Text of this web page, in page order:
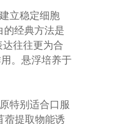
立稳定细胞
的经典方法是
往往更为合
。悬浮培养于
特别适合口服
蓿提取物能诱